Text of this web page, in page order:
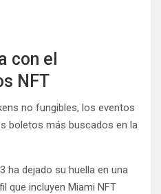
con el
NFT
no fungibles, los eventos
boletos más buscados en la
ha dejado su huella en una
que incluyen Miami NFT